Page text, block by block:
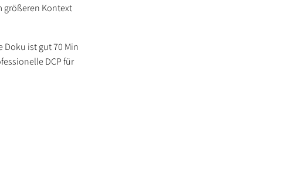
größeren Kontext
Doku ist gut 70 Min
DCP für